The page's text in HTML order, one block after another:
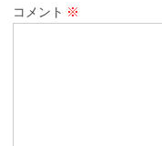
コメント ※